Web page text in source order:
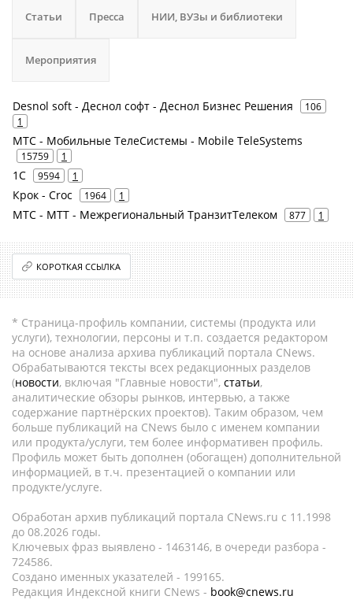
Статьи Пресса НИИ, ВУЗы и библиотеки
Мероприятия
Desnol soft - Деснол софт - Деснол Бизнес Решения
106
1
МТС - Мобильные ТелеСистемы - Mobile TeleSystems
15759 1
1С 9594 1
Крок - Croc 1964 1
МТС - МТТ - Межрегиональный ТранзитТелеком 877 1
КОРОТКАЯ ССЫЛКА
* Страница-профиль компании, системы (продукта или
услуги), технологии, персоны и т.п. создается редактором
на основе анализа архива публикаций портала CNews.
Обрабатываются тексты всех редакционных разделов
(новости, включая "Главные новости", статьи,
аналитические обзоры рынков, интервью, а также
содержание партнёрских проектов). Таким образом, чем
больше публикаций на CNews было с именем компании
или продукта/услуги, тем более информативен профиль.
Профиль может быть дополнен (обогащен) дополнительной
информацией, в т.ч. презентацией о компании или
продукте/услуге.
Обработан архив публикаций портала CNews.ru c 11.1998
до 08.2026 годы.
Ключевых фраз выявлено - 1463146, в очереди разбора -
724586.
Создано именных указателей - 199165.
Редакция Индексной книги CNews - book@cnews.ru